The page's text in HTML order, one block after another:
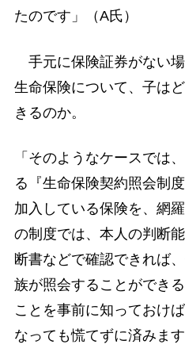
たのです」（A氏）
手元に保険証券がない
生命保険について、子は
きるのか。
「そのようなケースでは
る『生命保険契約照会制
加入している保険を、網
の制度では、本人の判断
断書などで確認できれば
族が照会することができ
ことを事前に知っておけ
なっても慌てずに済みます